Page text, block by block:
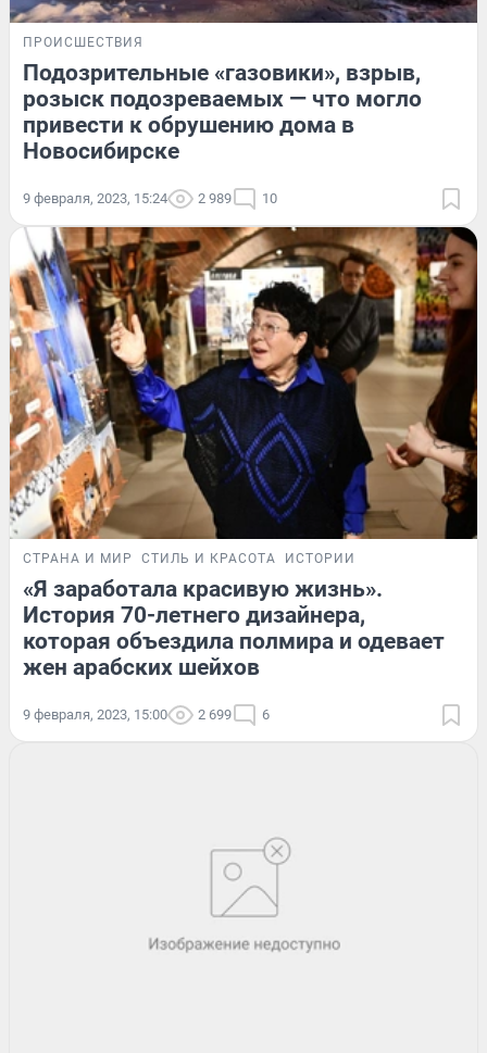
ПРОИСШЕСТВИЯ
Подозрительные «газовики», взрыв,
розыск подозреваемых — что могло
привести к обрушению дома в
Новосибирске
9 февраля, 2023, 15:24 2 989 10
СТРАНА И МИР СТИЛЬ И КРАСОТА ИСТОРИИ
«Я заработала красивую жизнь».
История 70-летнего дизайнера,
которая объездила полмира и одевает
жен арабских шейхов
9 февраля, 2023, 15:00 2 699 6